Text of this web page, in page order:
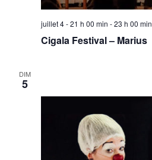
juillet 4 - 21 h 00 min -23 h 00 min
Cigala Festival – Marius
DIM
5